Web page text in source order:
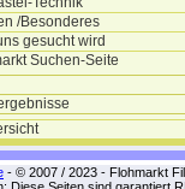
/Besonderes
gesucht wird
Suchen-Seite
- © 2007 / 2023 - Flohmarkt